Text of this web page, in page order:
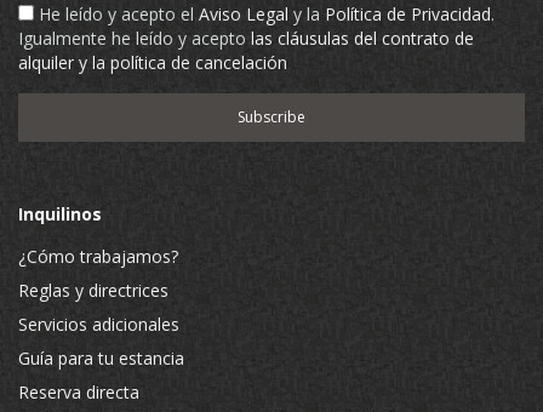
He leído y acepto el Aviso Legal y la Política de Privacidad.
Igualmente he leído y acepto las cláusulas del contrato de
alquiler y la política de cancelación
Inquilinos
¿Cómo trabajamos?
Reglas y directrices
Servicios adicionales
Guía para tu estancia
Reserva directa